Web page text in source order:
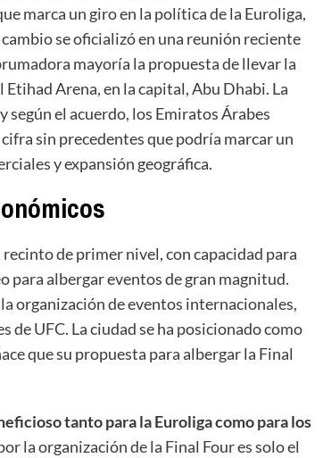
marca un giro en la política de la Euroliga,
se oficializó en una reunión reciente
mayoría la propuesta de llevar la
Arena, en la capital, Abu Dhabi. La
según el acuerdo, los Emiratos Árabes
sin precedentes que podría marcar un
y expansión geográfica.
de primer nivel, con capacidad para
para albergar eventos de gran magnitud.
organización de eventos internacionales,
de UFC. La ciudad se ha posicionado como
que su propuesta para albergar la Final
tanto para la Euroliga como para los
la organización de la Final Four es solo el